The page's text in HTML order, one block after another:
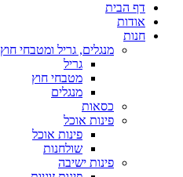
דף הבית
אודות
חנות
מנגלים, גריל ומטבחי חוץ
גריל
מטבחי חוץ
מנגלים
כסאות
פינות אוכל
פינות אוכל
שולחנות
פינות ישיבה